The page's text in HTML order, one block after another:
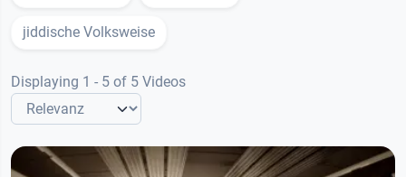
jiddische Volksweise
Displaying 1 - 5 of 5 Videos